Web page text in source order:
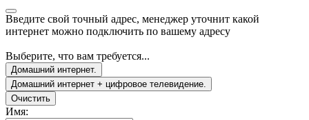
Введите свой точный адрес, менеджер уточнит какой
интернет можно подключить по вашему адресу
Выберите, что вам требуется...
Домашний интернет.
Домашний интернет + цифровое телевидение.
Очистить
Имя: